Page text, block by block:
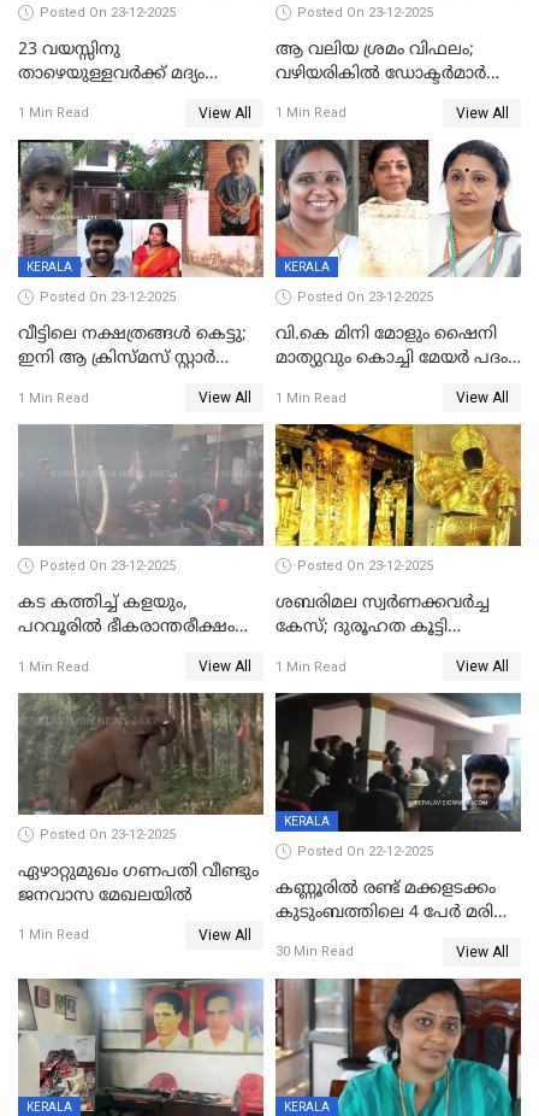
Posted On 23-12-2025
23 വയസ്സിനു
താഴെയുള്ളവർക്ക് മദ്യം
നടപടി;സ്ഥാപനങ്ങൾക്കെതിരെ
രണ്ട് കേസുകൾ
1 Min Read View All
Posted On 23-12-2025
ആ വലിയ ശ്രമം വിഫലം;
വഴിയരികില്‍ ‌ഡോക്ടര്‍മാര്‍
മരണത്തിന് കീഴടങ്ങി
1 Min Read View All
KERALA
Posted On 23-12-2025
വീട്ടിലെ നക്ഷത്രങ്ങൾ കെട്ടു;
ഇനി ആ ക്രിസ്മസ് സ്റ്റാർ
വേണ്ടിയുള്ള
പിടിവലിക്കിടയിൽ
അപ്പൂപ്പനെതിരെ പോക്സോ
കേസ് ഒടുവിൽ 4 ജീവനുകൾ
പൊലിഞ്ഞു
1 Min Read View All
KERALA
Posted On 23-12-2025
വി.കെ മിനി മോളും ഷൈനി
മാത്യുവും കൊച്ചി മേയർ പദം
മേയറാകില്ല
1 Min Read View All
Posted On 23-12-2025
കട കത്തിച്ച് കളയും,
പറവൂരില്‍ ഭീകരാന്തരീക്ഷം
1 Min Read View All
Posted On 23-12-2025
ശബരിമല സ്വര്‍ണക്കവര്‍ച്ച
കേസ്; ദുരൂഹത കൂട്ടി
1 Min Read View All
Posted On 23-12-2025
ഏഴാറ്റുമുഖം ഗണപതി വീണ്ടും
ജനവാസ മേഖലയിൽ
1 Min Read View All
KERALA
Posted On 22-12-2025
കണ്ണൂരിൽ രണ്ട് മക്കളടക്കം
കുടുംബത്തിലെ 4 പേർ മരിച്ച
30 Min Read View All
KERALA KERALA